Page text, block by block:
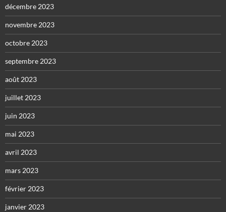
décembre 2023
novembre 2023
octobre 2023
septembre 2023
août 2023
juillet 2023
juin 2023
mai 2023
avril 2023
mars 2023
février 2023
janvier 2023